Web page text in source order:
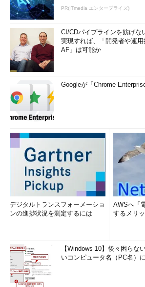
押すとタスクマネージャーが起動できる。
コマンドプロンプトやPowerShellでも、
「taskmgr.exe」と入力、実行すると、同様
ーを起動できる。
PR(ITmedia エンタープライズ)
CI/CDパイプラインを妨げな
実現すれば、「開発者や運
AF」は可能か
Googleが「Chrome
デジタルトランスフォーメーショ
ンの進捗状況を測定するには
AWSへ「
するメリ
【Windows 10】後々困らな
いコンピュータ名（PC名）